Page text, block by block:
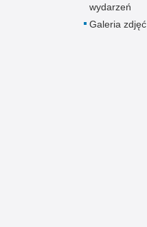
wydarzeń
Galeria zdjęć